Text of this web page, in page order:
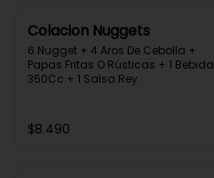
Colacion Nuggets
6 Nugget + 4 Aros De Cebolla +
Papas Fritas O Rústicas + 1 Bebida
350Cc + 1 Salsa Rey.
$8.490